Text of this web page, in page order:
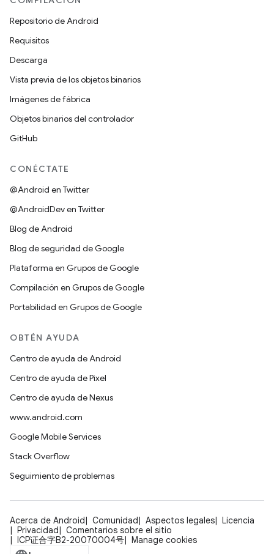
Repositorio de Android
Requisitos
Descarga
Vista previa de los objetos binarios
Imágenes de fábrica
Objetos binarios del controlador
GitHub
CONÉCTATE
@Android en Twitter
@AndroidDev en Twitter
Blog de Android
Blog de seguridad de Google
Plataforma en Grupos de Google
Compilación en Grupos de Google
Portabilidad en Grupos de Google
OBTÉN AYUDA
Centro de ayuda de Android
Centro de ayuda de Pixel
Centro de ayuda de Nexus
www.android.com
Google Mobile Services
Stack Overflow
Seguimiento de problemas
Acerca de Android Comunidad Aspectos legales
Licencia
Privacidad
Comentarios sobre el sitio
ICP证合字B2-20070004号
Manage cookies